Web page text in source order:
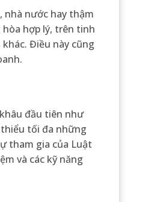
nhà nước hay thậm
hợp lý, trên tinh
Điều này cũng
đầu tiên như
tối đa những
tham gia của Luật
và các kỹ năng